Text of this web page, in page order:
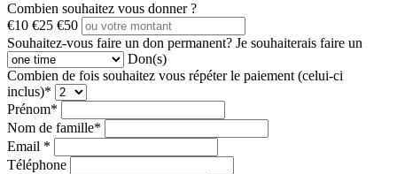
Combien souhaitez vous donner ?
€10 €25 €50
Souhaitez-vous faire un don permanent? Je souhaiterais faire un
Don(s)
Combien de fois souhaitez vous répéter le paiement (celui-ci
inclus)*
Prénom*
Nom de famille*
Email *
Téléphone